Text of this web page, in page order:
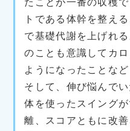
トである体幹を整え
で基礎代謝を上げれ
のことも意識してカ
ようになったことな
そして、伸び悩んで
体を使ったスイング
離、スコアともに改